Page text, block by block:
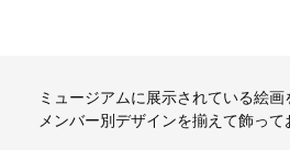
ミュージアムに展示されている絵
メンバー別デザインを揃えて飾って